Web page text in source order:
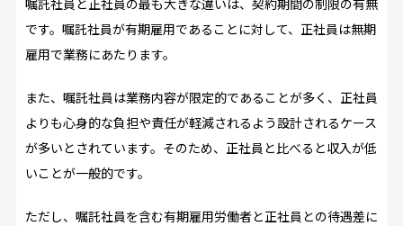
です。嘱託社員が有期雇用であることに対して、正社員は無期
雇用で業務にあたります。
また、嘱託社員は業務内容が限定的であることが多く、正社員
よりも心身的な負担や責任が軽減されるよう設計されるケース
が多いとされています。そのため、正社員と比べると収入が低
いことが一般的です。
ただし、嘱託社員を含む有期雇用労働者と正社員との待遇差に